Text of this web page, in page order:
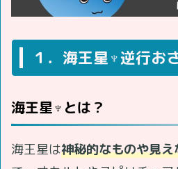
１．海王星♆逆行お
海王星♆とは？
海王星は神秘的なものや見